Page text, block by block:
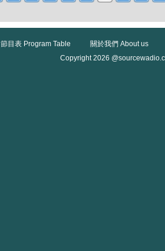
節目表 Program Table
關於我們 About us
Copyright 2026